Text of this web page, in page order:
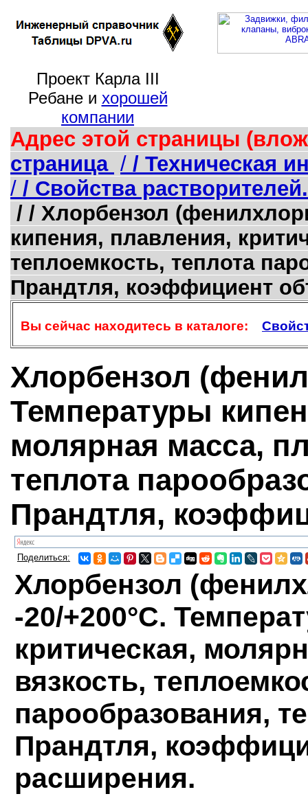
Проект Карла III
Ребане и хорошей
компании
Адрес этой страницы
страница / / Техническая
/ / Свойства
/ / Хлорбензол
кипения, плавления,
теплоемкость, теплота
Прандтля, коэффициент
Вы сейчас находитесь в каталоге:
Хлорбензол
Температуры
молярная масса,
теплота
Прандтля,
Поделиться:
Хлорбензол
-20/+200°C.
критическая,
вязкость,
парообразования,
Прандтля,
расширения.